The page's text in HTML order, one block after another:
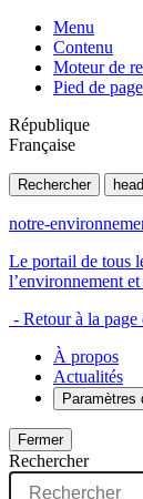
Menu
Contenu
Moteur de
Pied de page
République
Française
Rechercher
notre-
Le portail de tous
l’environnement
- Retour à la page
À propos
Actualités
Paramètres
Fermer
Rechercher